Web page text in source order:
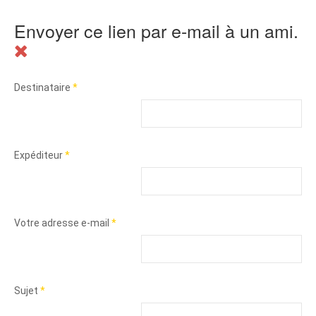
Envoyer ce lien par e-mail à un ami.
Destinataire *
Expéditeur*
Votre adresse e-mail *
Sujet *